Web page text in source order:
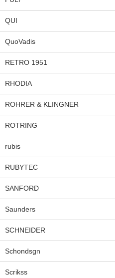
QUI
QuoVadis
RETRO 1951
RHODIA
ROHRER & KLINGNER
ROTRING
rubis
RUBYTEC
SANFORD
Saunders
SCHNEIDER
Schondsgn
Scrikss